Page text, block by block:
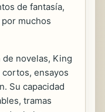
de fantasía,
muchos
novelas, King
ensayos
Su capacidad
tramas